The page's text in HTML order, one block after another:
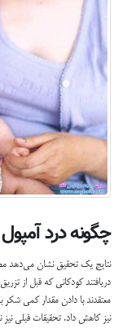
چگونه درد
نتایج یک تحقیق نشان می‌دهد
دریافتند کودکانی که قبل از
معتقدند با دادن مقدار کمی شکر
نیز کاهش داد. تحقیقات قبلی